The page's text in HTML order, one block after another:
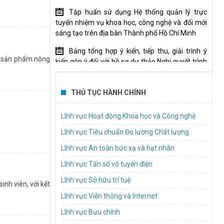
nhận hồ sơ
tạo, đang sinh
các nhiệm vụ
sáng 12/09.
giấy chứng
phẩm nông
tạo doanh
buổi gặp
viên, với kết
Tập huấn sử dụng Hệ thống quản lý trực
tuyến nhiệm vụ khoa học, công nghệ và đổi mới
sáng tạo trên địa bàn Thành phố Hồ Chí Minh
Bảng tổng hợp ý kiến, tiếp thu, giải trình ý
kiến góp ý đối với hồ sơ dự thảo Nghị quyết trình
Hội đồng nhân dân hành phố
Mời tham gia thực hiện gói thầu “Tổ chức
để hình thành và phát triển Trung tâm nghiên
cứu đạt chuẩn quốc tế”
TP.HCM lấy ý kiến dự thảo quy định nội dung
và mức chi cho các cuộc thi, hội thi về khoa học,
công nghệ và đổi mới sáng tạo
Mời báo giá dịch vụ hậu cần Tổ chức hội nghị
kết nối, chia sẻ giải pháp, hướng dẫn đổi mới
sáng tạo trong khu vực công năm 2026
(InnoGov Coffee)
THỦ TỤC HÀNH CHÍNH
Lĩnh vực Hoạt động Khoa học và Công nghệ
Lĩnh vực Tiêu chuẩn Đo lường Chất lượng
Lĩnh vực An toàn bức xạ và hạt nhân
Lĩnh vực Tấn số vô tuyến điện
Lĩnh vực Sở hữu trí tuệ
Lĩnh vực Viễn thông và Internet
Lĩnh vực Bưu chính